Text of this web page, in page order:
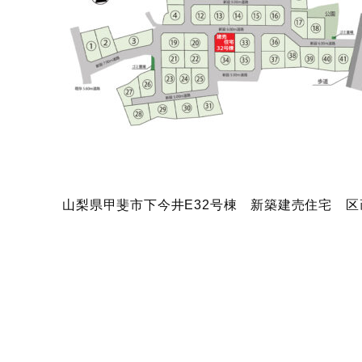
山梨県甲斐市下今井E32号棟 新築建売住宅 区